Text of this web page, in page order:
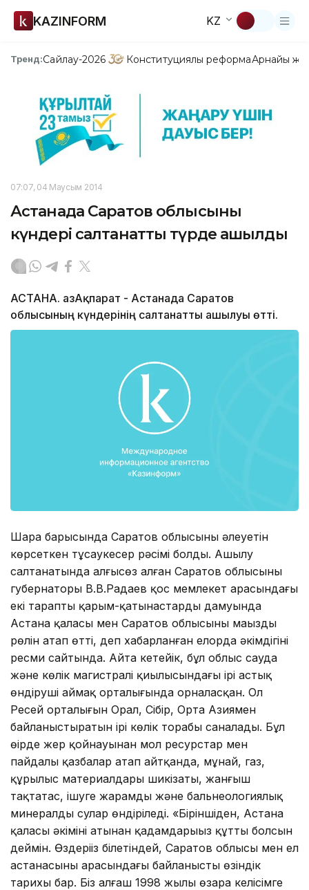
KAZINFORM KZ
Тренд:Сайлау-2026 Конституциялық реформаАрнайы
07:07, 04 Маусым 2014
Астанада Саратов облысының
күндері салтанатты түрде ашылды
АСТАНА. ҚазАқпарат - Астанада Саратов
облысының күндерінің салтанатты ашылуы өтті.
Шара барысында Саратов облысының әлеуетін
көрсеткен тұсаукесер рәсімі болды. Ашылу
салтанатында алғысөз алған Саратов облысының
губернаторы В.В.Радаев қос мемлекет арасындағы
екі тарапты қарым-қатынастардың дамуында
Астана қаласы мен Саратов облысының маңызды
рөлін атап өтті, деп хабарланған елорда әкімдігінің
ресми сайтында. Айта кетейік, бұл облыс сауда
және көлік магистралі қиылысындағы ірі астық
өндіруші аймақ орталығында орналасқан. Ол
Ресей орталығын Орал, Сібір, Орта Азиямен
байланыстыратын ірі көлік торабы саналады. Бұл
өңірде жер қойнауынан мол ресурстар мен
пайдалы қазбалар атап айтқанда, мұнай, газ,
құрылыс материалдары шикізаты, жанғыш
тақтатас, ішуге жарамды және бальнеологиялық
минералды сулар өндіріледі. «Біріншіден, Астана
қаласы әкімінің атынан қадамдарыңыз құтты болсын
деймін. Өздеріңіз білетіндей, Саратов облысы мен ел
астанасының арасындағы байланыстың өзіндік
тарихы бар. Біз алғаш 1998 жылы өзара келісімге